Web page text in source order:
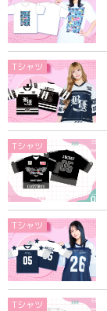
Tシャツ
Tシャツ
Tシャツ
Tシャツ